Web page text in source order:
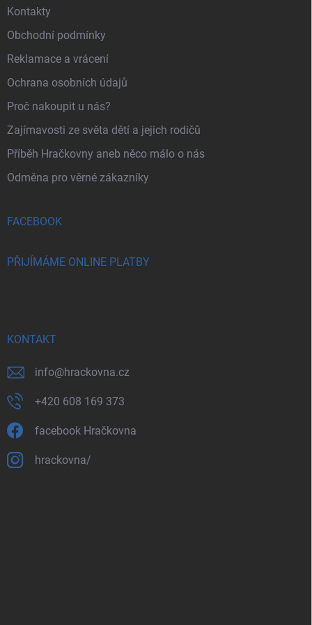
Kontakty
Obchodní podmínky
Reklamace a vrácení
Ochrana osobních údajů
Proč nakoupit u nás?
Zajímavosti ze světa dětí a jejich rodičů
Příběh Hračkovny aneb něco málo o nás
Odměna pro věrné zákazníky
FACEBOOK
PŘIJÍMÁME ONLINE PLATBY
KONTAKT
info@hrackovna.cz
+420 608 169 373
facebook Hračkovna
hrackovna/